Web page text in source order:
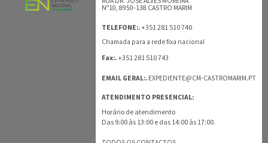
Nº10, 8950-138 CASTRO MARIM
TELEFONE:.+351 281 510 740
Chamada para a rede fixa nacional
Fax:.+351 281 510 743
EMAIL GERAL:. EXPEDIENTE@CM-CASTROMARIM.PT
ATENDIMENTO PRESENCIAL:
Horário de atendimento
Das 9:00 às 13:00 e das 14:00 às 17:00.